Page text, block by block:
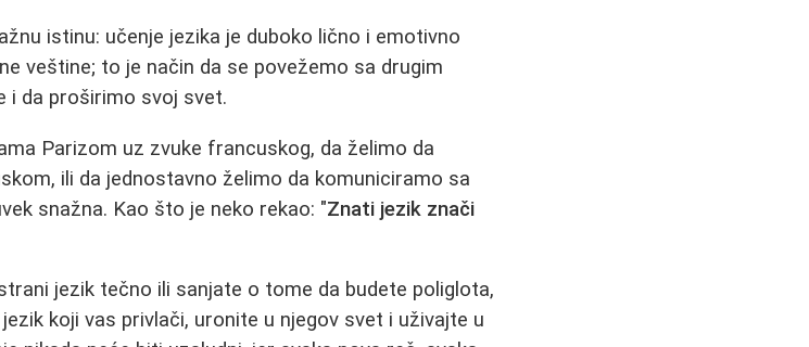
istinu: učenje jezika je duboko lično i emotivno
veštine; to je način da se povežemo sa drugim
i da proširimo svoj svet.
Parizom uz zvuke francuskog, da želimo da
ili da jednostavno želimo da komuniciramo sa
snažna. Kao što je neko rekao: "Znati jezik znači
jezik tečno ili sanjate o tome da budete poliglota,
koji vas privlači, uronite u njegov svet i uživajte u